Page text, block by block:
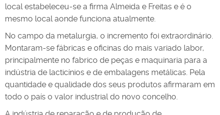
local estabeleceu-se a firma Almeida e Freitas e é o
mesmo local aonde funciona atualmente.
No campo da metalurgia, o incremento foi extraordinário.
Montaram-se fábricas e oficinas do mais variado labor,
principalmente no fabrico de peças e maquinaria para a
indústria de lacticínios e de embalagens metálicas. Pela
quantidade e qualidade dos seus produtos afirmaram em
todo o país o valor industrial do novo concelho.